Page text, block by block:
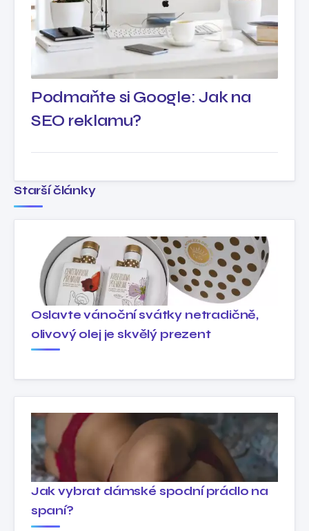
Podmaňte si Google: Jak na
SEO reklamu?
Starší články
Oslavte vánoční svátky netradičně,
olivový olej je skvělý prezent
Jak vybrat dámské spodní prádlo na
spaní?